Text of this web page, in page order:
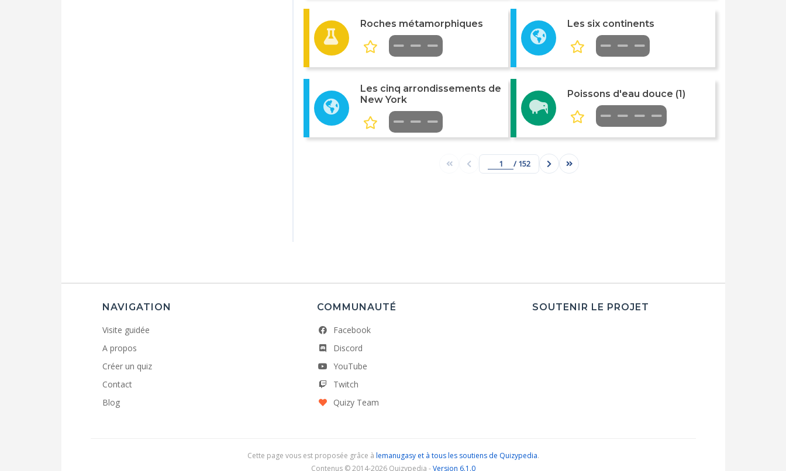
Roches métamorphiques Les six continents
Les cinq arrondissements de
New York
Poissons d'eau douce (1)
/ 152
NAVIGATION
Visite guidée
A propos
Créer un quiz
Contact
Blog
COMMUNAUTÉ
Facebook
Discord
YouTube
Twitch
Quizy Team
SOUTENIR LE PROJET
Cette page vous est proposée grâce à lemanugasy et à tous les soutiens de Quizypedia.
Contenus © 2014-2026 Quizypedia -Version 6.1.0